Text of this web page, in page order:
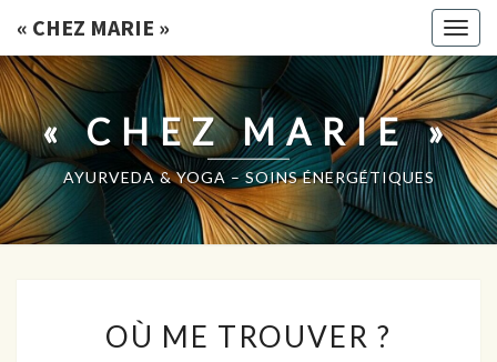
« CHEZ MARIE »
« CHEZ MARIE »
AYURVEDA & YOGA – SOINS ÉNERGÉTIQUES
ME
OÙ ME TROUVER ?